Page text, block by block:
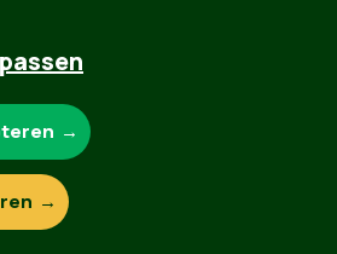
cookies: